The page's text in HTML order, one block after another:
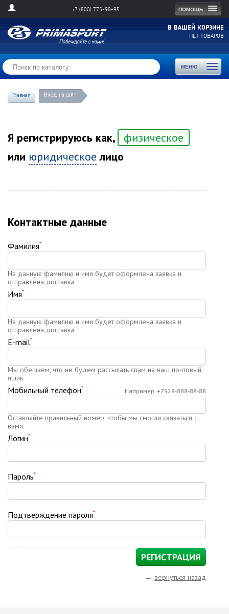
ПОМОЩЬ
+7 (800) 775-98-95
В ВАШЕЙ КОРЗИНЕ
НЕТ ТОВАРОВ
МЕНЮ
Toggle
Главная Вход на сайт
Я регистрируюсь как,
физическое
или юридическое лицо
Контактные данные
Фамилия*
На данную фамилию и имя будет оформлена заявка и
отправлена доставка
Имя*
На данную фамилию и имя будет оформлена заявка и
отправлена доставка
E-mail*
Мы обещаем, что не будем рассылать спам на ваш почтовый
ящик.
Мобильный телефон*
Оставляйте правильный номер, чтобы мы смогли связаться с
вами.
Например, +7928-888-88-88
Логин*
Пароль*
Подтверждение пароля*
← вернуться назад